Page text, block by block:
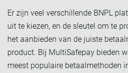
Er zijn veel verschillende BNPL
uit te kiezen, en de sleutel om te
het aanbieden van de juiste
product. Bij MultiSafepay bieden
meest populaire betaalmethoden